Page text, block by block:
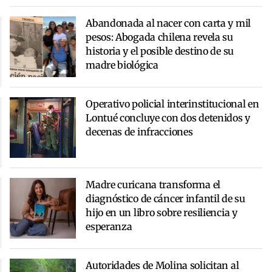
Abandonada al nacer con carta y mil
pesos: Abogada chilena revela su
historia y el posible destino de su
madre biológica
Operativo policial interinstitucional en
Lontué concluye con dos detenidos y
decenas de infracciones
Madre curicana transforma el
diagnóstico de cáncer infantil de su
hijo en un libro sobre resiliencia y
esperanza
Autoridades de Molina solicitan al